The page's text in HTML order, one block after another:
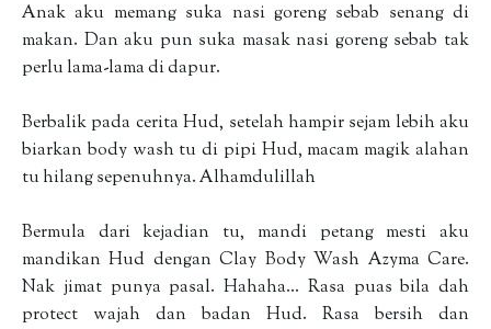
Anak aku memang suka nasi goreng sebab senang di
makan. Dan aku pun suka masak nasi goreng sebab tak
perlu lama-lama di dapur.
Berbalik pada cerita Hud, setelah hampir sejam lebih aku
biarkan body wash tu di pipi Hud, macam magik alahan
tu hilang sepenuhnya. Alhamdulillah
Bermula dari kejadian tu, mandi petang mesti aku
mandikan Hud dengan Clay Body Wash Azyma Care.
Nak jimat punya pasal. Hahaha... Rasa puas bila dah
protect wajah dan badan Hud. Rasa bersih dan